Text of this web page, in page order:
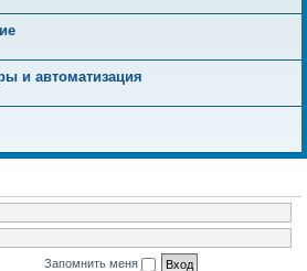
и автоматизация
Запомнить меня